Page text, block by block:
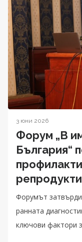
3 юни 2026
Форум „В
България“
Форумът
ранната
ключови фактори